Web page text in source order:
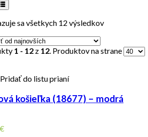
sa všetkych 12 výsledkov
1 - 12 z 12. Produktov na strane
Pridať do listu prianí
košieľka (18677) – modrá
€